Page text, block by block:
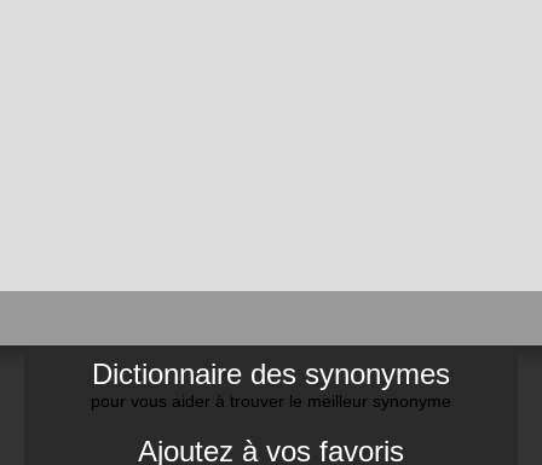
Dictionnaire des synonymes
pour vous aider à trouver le meilleur synonyme
Ajoutez à vos favoris